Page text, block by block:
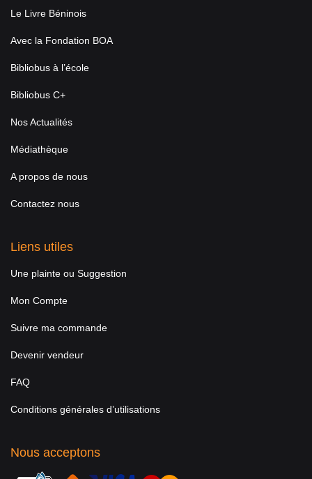
Le Livre Béninois
Avec la Fondation BOA
Bibliobus à l’école
Bibliobus C+
Nos Actualités
Médiathèque
A propos de nous
Contactez nous
Liens utiles
Une plainte ou Suggestion
Mon Compte
Suivre ma commande
Devenir vendeur
FAQ
Conditions générales d’utilisations
Nous acceptons